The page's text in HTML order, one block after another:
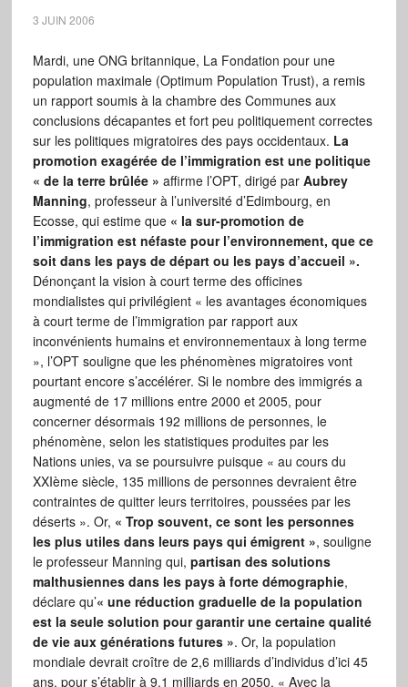
3 JUIN 2006
Mardi, une ONG britannique, La Fondation pour une
population maximale (Optimum Population Trust), a remis
un rapport soumis à la chambre des Communes aux
conclusions décapantes et fort peu politiquement correctes
sur les politiques migratoires des pays occidentaux. La
promotion exagérée de l’immigration est une politique
« de la terre brûlée » affirme l’OPT, dirigé par Aubrey
Manning, professeur à l’université d’Edimbourg, en
Ecosse, qui estime que « la sur-promotion de
l’immigration est néfaste pour l’environnement, que ce
soit dans les pays de départ ou les pays d’accueil ».
Dénonçant la vision à court terme des officines
mondialistes qui privilégient « les avantages économiques
à court terme de l’immigration par rapport aux
inconvénients humains et environnementaux à long terme
», l’OPT souligne que les phénomènes migratoires vont
pourtant encore s’accélérer. Si le nombre des immigrés a
augmenté de 17 millions entre 2000 et 2005, pour
concerner désormais 192 millions de personnes, le
phénomène, selon les statistiques produites par les
Nations unies, va se poursuivre puisque « au cours du
XXIème siècle, 135 millions de personnes devraient être
contraintes de quitter leurs territoires, poussées par les
déserts ». Or, « Trop souvent, ce sont les personnes
les plus utiles dans leurs pays qui émigrent », souligne
le professeur Manning qui, partisan des solutions
malthusiennes dans les pays à forte démographie,
déclare qu’« une réduction graduelle de la population
est la seule solution pour garantir une certaine qualité
de vie aux générations futures ». Or, la population
mondiale devrait croître de 2,6 milliards d’individus d’ici 45
ans, pour s’établir à 9,1 milliards en 2050. « Avec la